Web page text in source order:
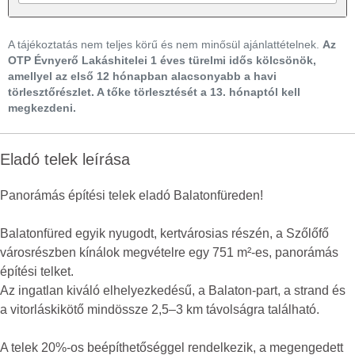
A tájékoztatás nem teljes körű és nem minősül ajánlattételnek. Az
OTP Évnyerő Lakáshitelei 1 éves türelmi idős kölcsönök,
amellyel az első 12 hónapban alacsonyabb a havi
törlesztőrészlet. A tőke törlesztését a 13. hónaptól kell
megkezdeni.
Eladó telek leírása
Panorámás építési telek eladó Balatonfüreden!
Balatonfüred egyik nyugodt, kertvárosias részén, a Szőlőfő
városrészben kínálok megvételre egy 751 m²-es, panorámás
építési telket.
Az ingatlan kiváló elhelyezkedésű, a Balaton-part, a strand és
a vitorláskikötő mindössze 2,5–3 km távolságra található.
A telek 20%-os beépíthetőséggel rendelkezik, a megengedett